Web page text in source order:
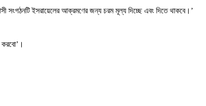
সংগঠনটি ইসরায়েলের আক্রমণের জন্য চরম মূল্য দিচ্ছে এবং দিতে থাকবে।’
করবো’।